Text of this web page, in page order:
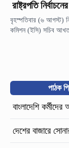
রাষ্ট্রপতি
বৃহস্পতিবার (৬ আগস্ট)
কমিশন (ইসি) সচিব
পাঠক
বাংলাদেশি
দেশের বাজারে